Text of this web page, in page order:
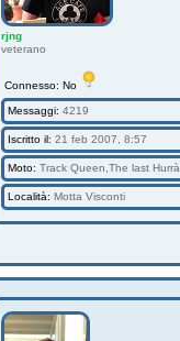
rjng
veterano
Connesso: No
Messaggi: 4219
Iscritto il: 21 feb 2007, 8:57
Moto: Track Queen,The last Hurrà
Località: Motta Visconti